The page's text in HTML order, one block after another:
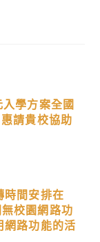
學方案全國
請貴校協助
時間安排在
校園網路功
網路功能的活